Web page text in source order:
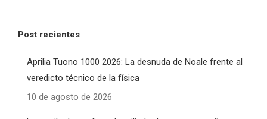
Post recientes
Aprilia Tuono 1000 2026: La desnuda de Noale frente al
veredicto técnico de la física
10 de agosto de 2026